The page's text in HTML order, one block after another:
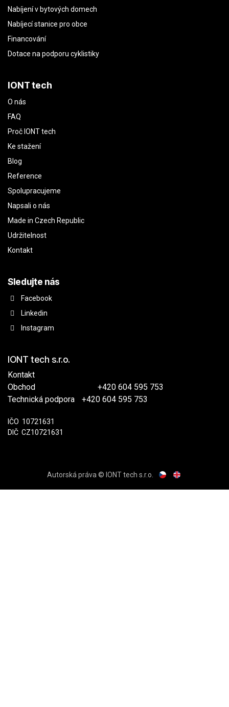
Nabíjení v bytových domech
Nabíjecí stanice pro obce
Financování
Dotace na podporu cyklistiky
IONT tech
O nás
FAQ
Proč IONT tech
Ke stažení
Blog
Reference
Spolupracujeme
Napsali o nás
Made in Czech Republic
Udržitelnost
Kontakt
Sledujte nás
Facebook
Linkedin
Instagram
IONT tech s.r.o.
Kontakt
Obchod
+420 604 595 753
Technická podpora
​+420 604 595 753
IČO ​​10721631
DIČ ​CZ10721631
Autorská práva © IONT tech s.r.o.